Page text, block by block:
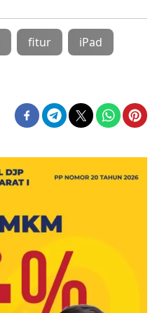
fitur iPad